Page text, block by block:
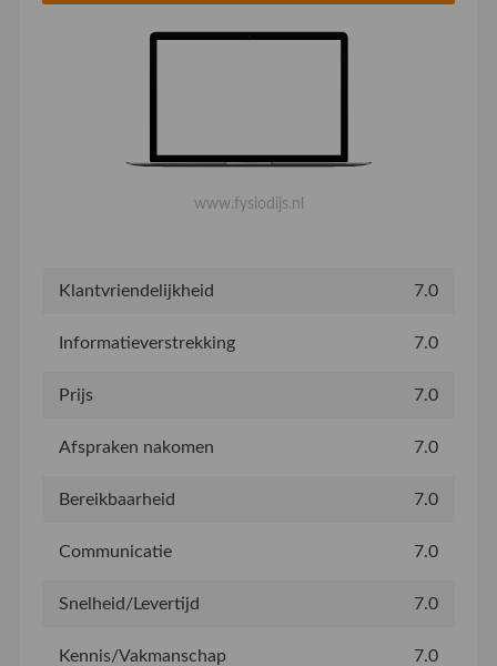
www.fysiodijs.nl
Klantvriendelijkheid 7.0
Informatieverstrekking 7.0
Prijs 7.0
Afspraken nakomen 7.0
Bereikbaarheid 7.0
Communicatie 7.0
Snelheid/Levertijd 7.0
Kennis/Vakmanschap 7.0